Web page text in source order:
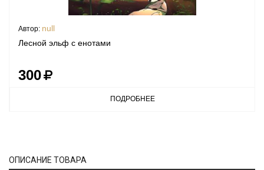
Автор: null
Лесной эльф с енотами
300
ПОДРОБНЕЕ
ОПИСАНИЕ ТОВАРА